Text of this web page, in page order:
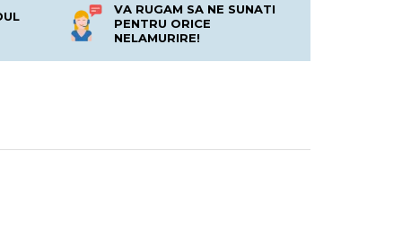
VA RUGAM SA NE SUNATI
PENTRU ORICE
NELAMURIRE!